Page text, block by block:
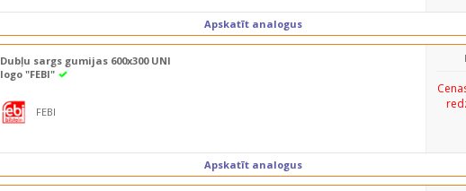
Apskatīt analogus
Dubļu sargs gumijas 600x300 UNI
logo "FEBI"
FEBI
Apskatīt analogus